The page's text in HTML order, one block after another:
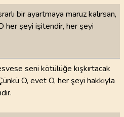
bir ayartmaya maruz kalırsan,
her şeyi işitendir, her şeyi
seni kötülüğe kışkırtacak
O, evet O, her şeyi hakkıyla